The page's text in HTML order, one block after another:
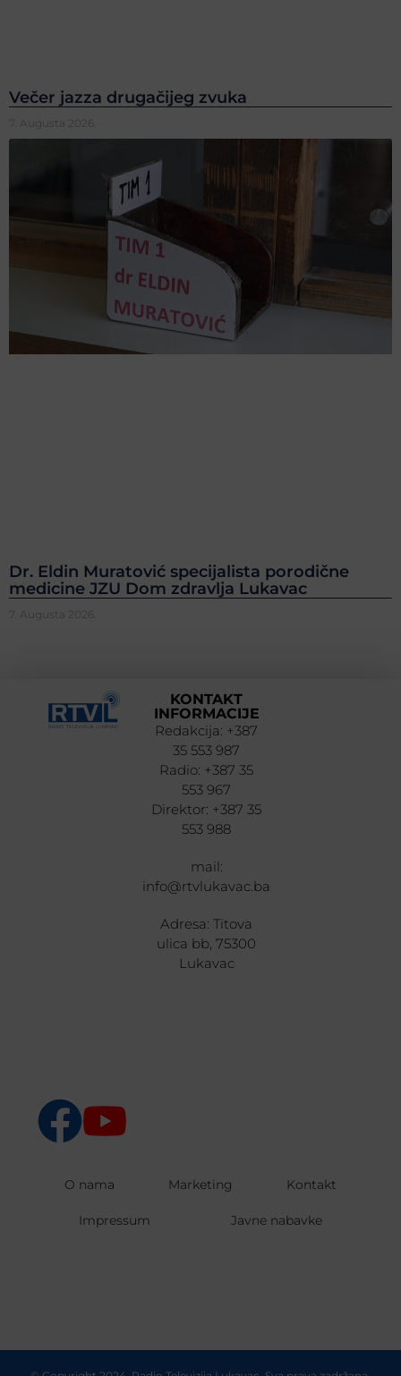
Večer jazza drugačijeg zvuka
7. Augusta 2026.
Dr. Eldin Muratović specijalista porodične
medicine JZU Dom zdravlja Lukavac
7. Augusta 2026.
KONTAKT
INFORMACIJE
Redakcija: +387
35 553 987
Radio: +387 35
553 967
Direktor: +387 35
553 988
mail:
info@rtvlukavac.ba
Adresa: Titova
ulica bb, 75300
Lukavac
O nama Marketing Kontakt
Impressum Javne nabavke